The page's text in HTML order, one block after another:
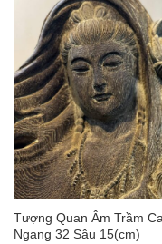
Tượng Quan Âm Trầm
Ngang 32 Sâu 15(cm)